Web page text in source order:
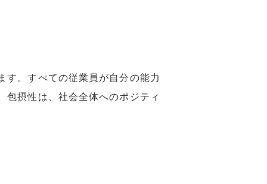
す。すべての従業員が自分の能力
包摂性は、社会全体へのポジティ